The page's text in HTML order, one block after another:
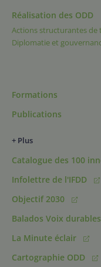
Réalisation des ODD
Actions structurantes de
Diplomatie et
Formations
Publications
+ Plus
Catalogue des 100
Infolettre de l'IFDD
Objectif 2030
Balados Voix durables
La Minute éclair
Cartographie ODD